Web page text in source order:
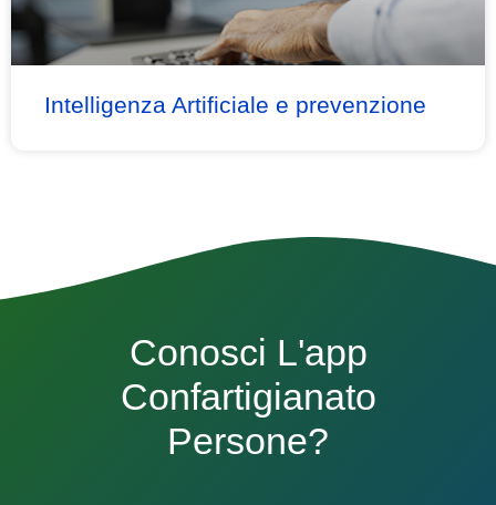
Intelligenza Artificiale e prevenzione
Conosci L'app
Confartigianato
Persone?